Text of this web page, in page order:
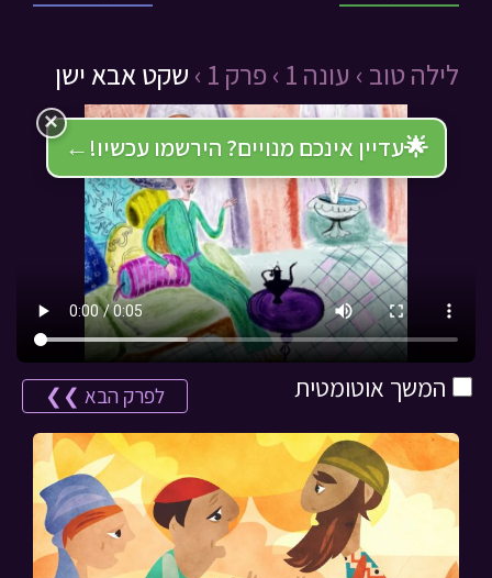
לילה טוב › עונה 1 › פרק 1 › שקט אבא ישן
🌟עדיין אינכם מנויים? הירשמו עכשיו! ←
×
המשך אוטומטית לפרק הבא ❯❯